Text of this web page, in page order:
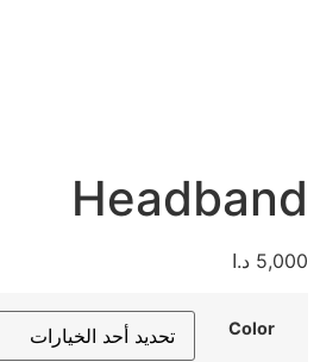
Headband
5,000 د.ا
Color